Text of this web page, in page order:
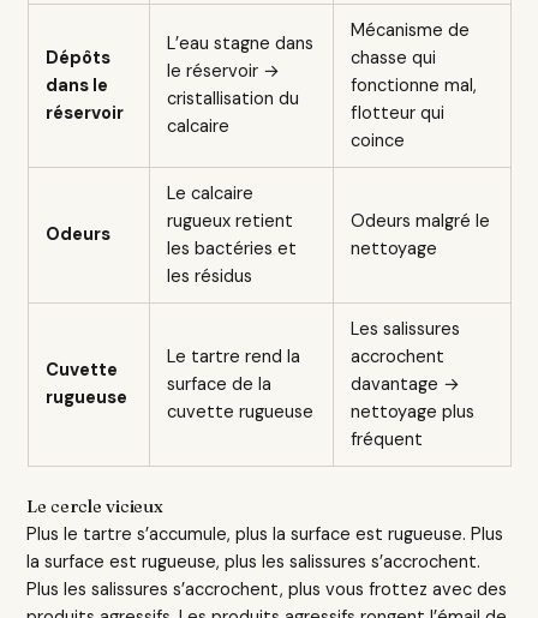
Dépôts
dans le
réservoir
L’eau stagne dans
le réservoir →
cristallisation du
calcaire
Mécanisme de
chasse qui
fonctionne mal,
flotteur qui
coince
Odeurs
Le calcaire
rugueux retient
les bactéries et
les résidus
Odeurs malgré le
nettoyage
Cuvette
rugueuse
Le tartre rend la
surface de la
cuvette rugueuse
Les salissures
accrochent
davantage →
nettoyage plus
fréquent
Le cercle vicieux
Plus le tartre s’accumule, plus la surface est rugueuse. Plus
la surface est rugueuse, plus les salissures s’accrochent.
Plus les salissures s’accrochent, plus vous frottez avec des